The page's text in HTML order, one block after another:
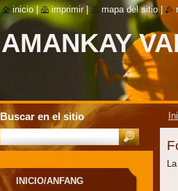
AMANKAY
INICIO/ANFANG
Buscar en el sitio
inicio imprimir | mapa del sitio